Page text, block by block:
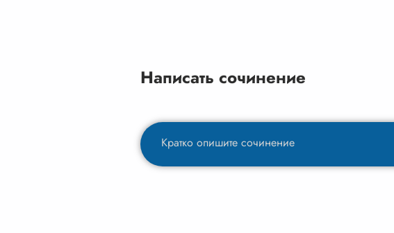
Написать сочинение